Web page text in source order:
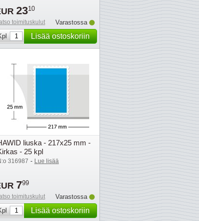
2310
toimituskulut
Varastossa
Lisää ostoskoriin
liuska - 217x25 mm -
- 25 kpl
316987 - Lue lisää
799
toimituskulut
Varastossa
Lisää ostoskoriin